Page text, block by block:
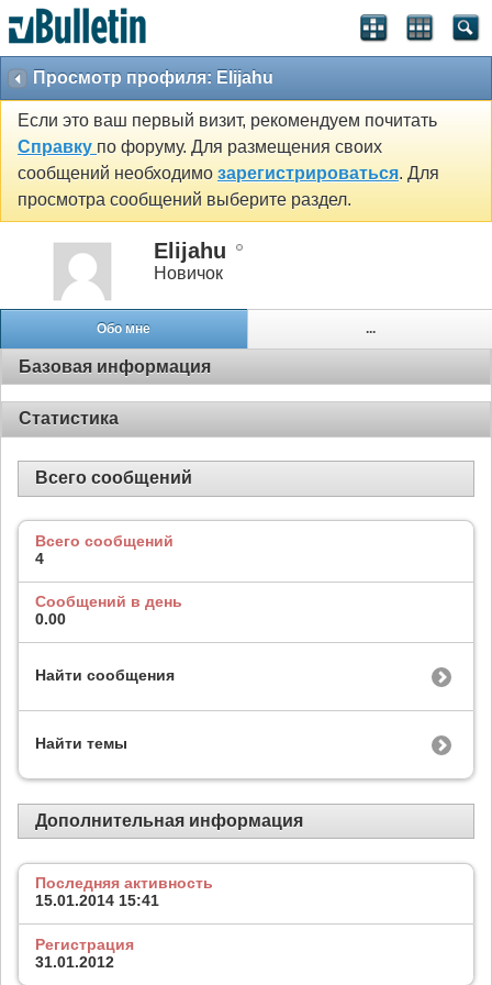
Просмотр профиля: Elijahu
Если это ваш первый визит, рекомендуем почитать
Справку по форуму. Для размещения своих
сообщений необходимо зарегистрироваться. Для
просмотра сообщений выберите раздел.
Elijahu
Новичок
Обо мне ...
Базовая информация
Статистика
Всего сообщений
Всего сообщений
4
Сообщений в день
0.00
Найти сообщения
Найти темы
Дополнительная информация
Последняя активность
15.01.2014 15:41
Регистрация
31.01.2012